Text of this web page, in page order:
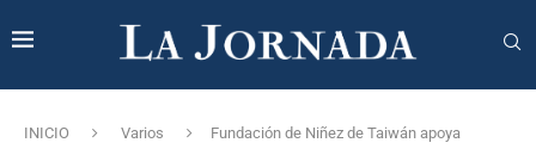
INICIO Varios
Fundación de Niñez de Taiwán apoya